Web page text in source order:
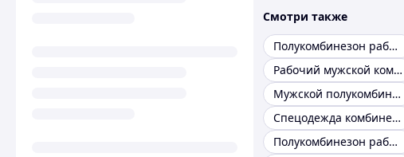
Смотри также
Полукомбинезон рабочий
Рабочий мужской комбинезон
Мужской полукомбинезон
Спецодежда комбинезон рабочий
Полукомбинезон рабочий хлопок